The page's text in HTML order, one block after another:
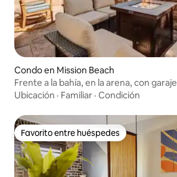
Condo en Mission Beach
Frente a la bahía, en la arena, con garaje
Ubicación · Familiar · Condición
Favorito entre huéspedes
Favorito entre huéspedes